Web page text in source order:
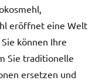
eröffnet eine Welt
können Ihre
Sie traditionelle
ersetzen und